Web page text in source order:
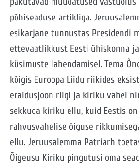
põhiseaduse artikliga.
esikarjane tunnustas Presidendi
ettevaatlikkust Eesti ühiskonna
küsimuste lahendamisel. Tema
kõigis Euroopa Liidu riikides
eraldusjoon riigi ja kiriku vahel
sekkuda kiriku ellu, kuid Eestis
rahvusvahelise õiguse
ellu. Jeruusalemma Patriarh
Õigeusu Kiriku pingutusi oma